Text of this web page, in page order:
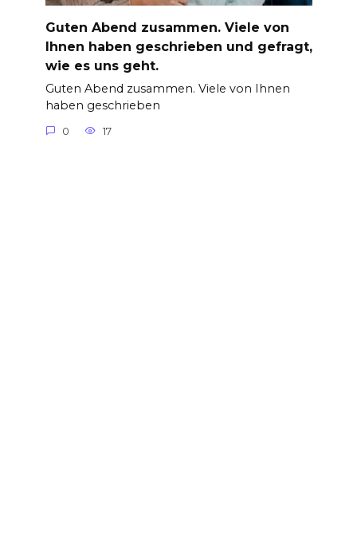
Guten Abend zusammen. Viele von
Ihnen haben geschrieben und gefragt,
wie es uns geht.
Guten Abend zusammen. Viele von Ihnen
haben geschrieben
0 17